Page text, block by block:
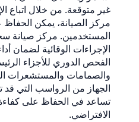
غير متوقعة. من خلال اتباع
مركز الصيانة، يمكن
المستخدمين. مركز صيانة
الإجراءات الوقائية لضمان
الفحص الدوري للأجزاء
والصمامات والمستشعرات
الجهاز من الرواسب التي قد
تساعد في الحفاظ على
الافتراضي.